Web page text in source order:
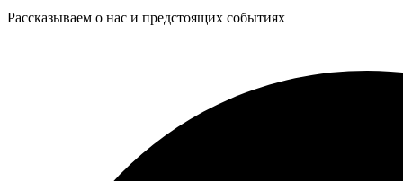
Рассказываем о нас и предстоящих событиях